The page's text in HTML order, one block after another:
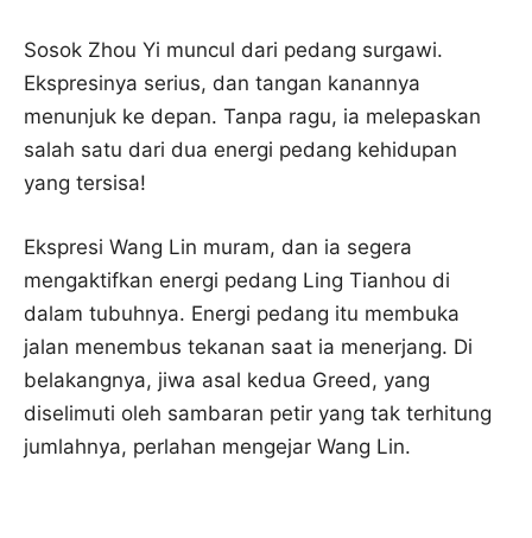
Sosok Zhou Yi muncul dari pedang surgawi.
Ekspresinya serius, dan tangan kanannya
menunjuk ke depan. Tanpa ragu, ia melepaskan
salah satu dari dua energi pedang kehidupan
yang tersisa!
Ekspresi Wang Lin muram, dan ia segera
mengaktifkan energi pedang Ling Tianhou di
dalam tubuhnya. Energi pedang itu membuka
jalan menembus tekanan saat ia menerjang. Di
belakangnya, jiwa asal kedua Greed, yang
diselimuti oleh sambaran petir yang tak terhitung
jumlahnya, perlahan mengejar Wang Lin.